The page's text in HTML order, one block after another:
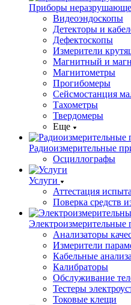
Приборы
Видеоэндоскопы
Детекторы и
Дефектоскопы
Измерители
Магнитный и
Магнитометры
Прогибомеры
Сейсмостанция
Тахометры
Твердомеры
Еще
Радиоизмерительные
Осциллографы
Услуги
Аттестация
Поверка средств
Электроизмерительные
Анализаторы
Измерители
Кабельные
Калибраторы
Обслуживание
Тестеры
Токовые клещи